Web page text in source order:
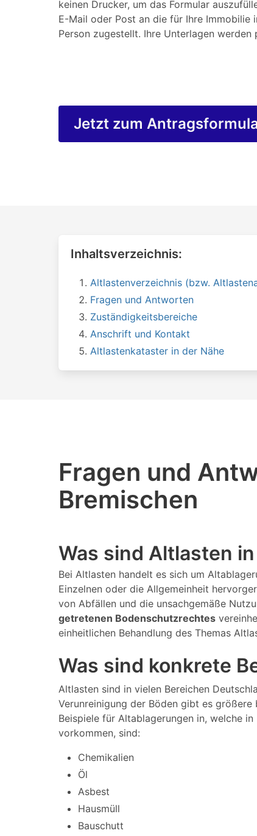
keinen Drucker, um das Formular
E-Mail oder Post an die für Ihre Immobilie
Person zugestellt. Ihre Unterlagen
Jetzt zum
Inhaltsverzeichnis:
Altlastenverzeichnis (bzw.
Fragen und Antworten
Zuständigkeitsbereiche
Anschrift und Kontakt
Altlastenkataster in der Nähe
Fragen und
Bremischen
Was sind Altlasten
Bei Altlasten handelt es sich um
Einzelnen oder die Allgemeinheit
von Abfällen und die unsachgemäße
getretenen Bodenschutzrechtes
einheitlichen Behandlung des Themas
Was sind konkrete
Altlasten sind in vielen Bereichen
Verunreinigung der Böden gibt es größere
Beispiele für Altablagerungen in, welche
vorkommen, sind:
Chemikalien
Öl
Asbest
Hausmüll
Bauschutt